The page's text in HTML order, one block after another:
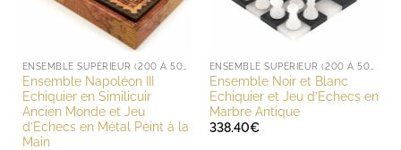
Ensemble Napoléon III
Echiquier en Similicuir
Ancien Monde et Jeu
d’Echecs en Métal Peint à la
Main
Ensemble Noir et Blanc
Echiquier et Jeu d’Echecs en
Marbre Antique
338.40€